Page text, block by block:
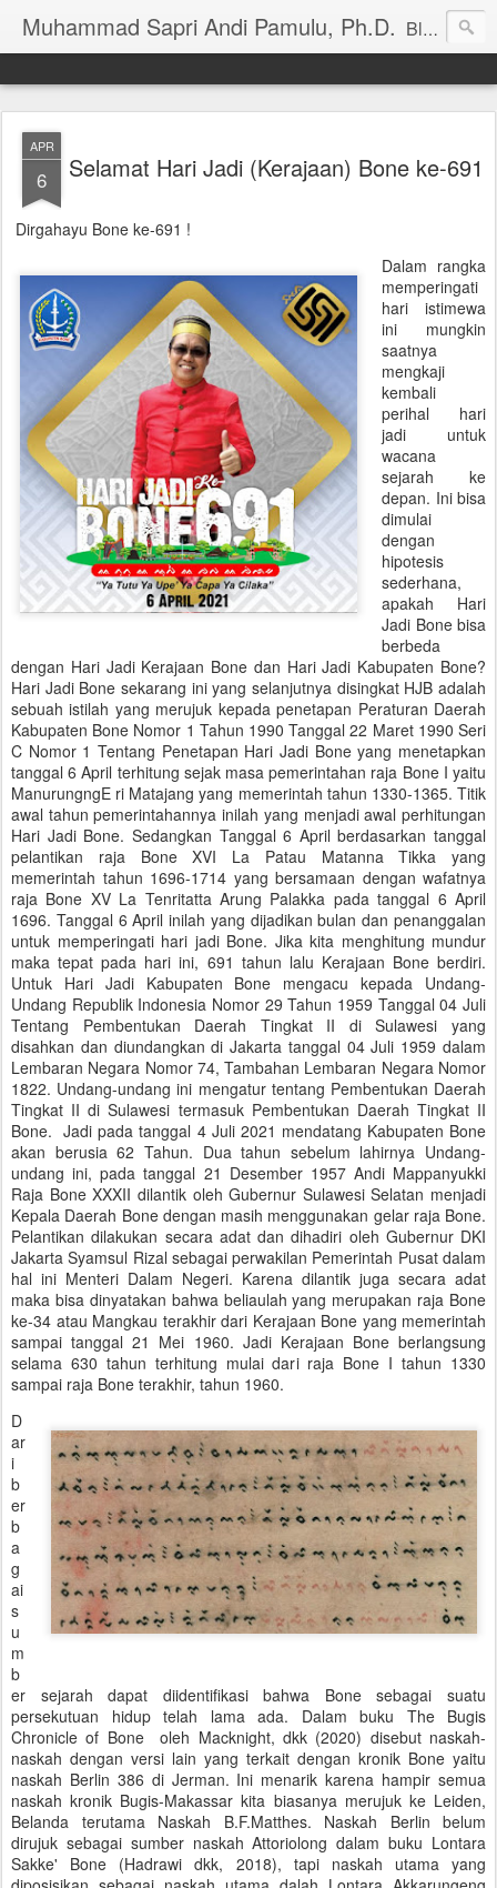
Muhammad Sapri Andi Pamulu, Ph.D. Blog pribadi SAPRI PAMULU
APR
6 Selamat Hari Jadi (Kerajaan) Bone ke-691
Dirgahayu Bone ke-691 !
Dalam rangka
memperingati
hari istimewa
ini mungkin
saatnya
mengkaji
kembali
perihal hari
jadi untuk
wacana
sejarah ke
depan. Ini bisa
dimulai
dengan
hipotesis
sederhana,
apakah Hari
Jadi Bone bisa
berbeda
dengan Hari Jadi Kerajaan Bone dan Hari Jadi Kabupaten Bone?
Hari Jadi Bone sekarang ini yang selanjutnya disingkat HJB adalah
sebuah istilah yang merujuk kepada penetapan Peraturan Daerah
Kabupaten Bone Nomor 1 Tahun 1990 Tanggal 22 Maret 1990 Seri
C Nomor 1 Tentang Penetapan Hari Jadi Bone yang menetapkan
tanggal 6 April terhitung sejak masa pemerintahan raja Bone I yaitu
ManurungngE ri Matajang yang memerintah tahun 1330-1365. Titik
awal tahun pemerintahannya inilah yang menjadi awal perhitungan
Hari Jadi Bone. Sedangkan Tanggal 6 April berdasarkan tanggal
pelantikan raja Bone XVI La Patau Matanna Tikka yang
memerintah tahun 1696-1714 yang bersamaan dengan wafatnya
raja Bone XV La Tenritatta Arung Palakka pada tanggal 6 April
1696. Tanggal 6 April inilah yang dijadikan bulan dan penanggalan
untuk memperingati hari jadi Bone. Jika kita menghitung mundur
maka tepat pada hari ini, 691 tahun lalu Kerajaan Bone berdiri.
Untuk Hari Jadi Kabupaten Bone mengacu kepada Undang-
Undang Republik Indonesia Nomor 29 Tahun 1959 Tanggal 04 Juli
Tentang Pembentukan Daerah Tingkat II di Sulawesi yang
disahkan dan diundangkan di Jakarta tanggal 04 Juli 1959 dalam
Lembaran Negara Nomor 74, Tambahan Lembaran Negara Nomor
1822. Undang-undang ini mengatur tentang Pembentukan Daerah
Tingkat II di Sulawesi termasuk Pembentukan Daerah Tingkat II
Bone. Jadi pada tanggal 4 Juli 2021 mendatang Kabupaten Bone
akan berusia 62 Tahun. Dua tahun sebelum lahirnya Undang-
undang ini, pada tanggal 21 Desember 1957 Andi Mappanyukki
Raja Bone XXXII dilantik oleh Gubernur Sulawesi Selatan menjadi
Kepala Daerah Bone dengan masih menggunakan gelar raja Bone.
Pelantikan dilakukan secara adat dan dihadiri oleh Gubernur DKI
Jakarta Syamsul Rizal sebagai perwakilan Pemerintah Pusat dalam
hal ini Menteri Dalam Negeri. Karena dilantik juga secara adat
maka bisa dinyatakan bahwa beliaulah yang merupakan raja Bone
ke-34 atau Mangkau terakhir dari Kerajaan Bone yang memerintah
sampai tanggal 21 Mei 1960. Jadi Kerajaan Bone berlangsung
selama 630 tahun terhitung mulai dari raja Bone I tahun 1330
sampai raja Bone terakhir, tahun 1960.
D
ar
i
b
er
b
a
g
ai
s
u
m
b
er sejarah dapat diidentifikasi bahwa Bone sebagai suatu
persekutuan hidup telah lama ada. Dalam buku The Bugis
Chronicle of Bone oleh Macknight, dkk (2020) disebut naskah-
naskah dengan versi lain yang terkait dengan kronik Bone yaitu
naskah Berlin 386 di Jerman. Ini menarik karena hampir semua
naskah kronik Bugis-Makassar kita biasanya merujuk ke Leiden,
Belanda terutama Naskah B.F.Matthes. Naskah Berlin belum
dirujuk sebagai sumber naskah Attoriolong dalam buku Lontara
Sakke' Bone (Hadrawi dkk, 2018), tapi naskah utama yang